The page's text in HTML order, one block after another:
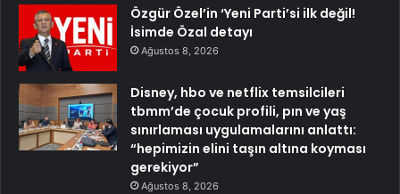
Özgür Özel’in ‘Yeni Parti’si ilk değil!
İsimde Özal detayı
Ağustos 8, 2026
Disney, hbo ve netflix temsilcileri
tbmm’de çocuk profili, pın ve yaş
sınırlaması uygulamalarını anlattı:
“hepimizin elini taşın altına koyması
gerekiyor”
Ağustos 8, 2026